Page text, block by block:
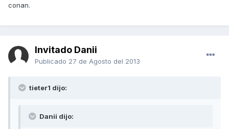
conan.
Invitado Danii
Publicado 27 de Agosto del 2013
tieter1 dijo:
Danii dijo: